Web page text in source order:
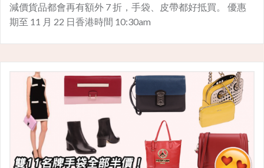
減價貨品都會再有額外 7 折，手袋、皮帶都好抵買。 優惠
期至 11 月 22 日香港時間 10:30am